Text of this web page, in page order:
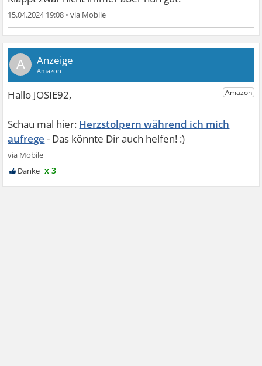
15.04.2024 19:08 •
A
Herzstolpern während ich mich
aufrege
x 3